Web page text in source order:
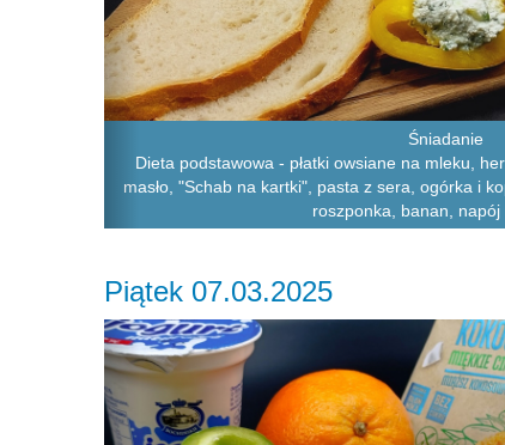
Śniadanie
Dieta podstawowa - płatki owsiane na mleku,
masło, "Schab na kartki", pasta z sera, ogórka i
roszponka, banan, napój
Piątek 07.03.2025
Previous